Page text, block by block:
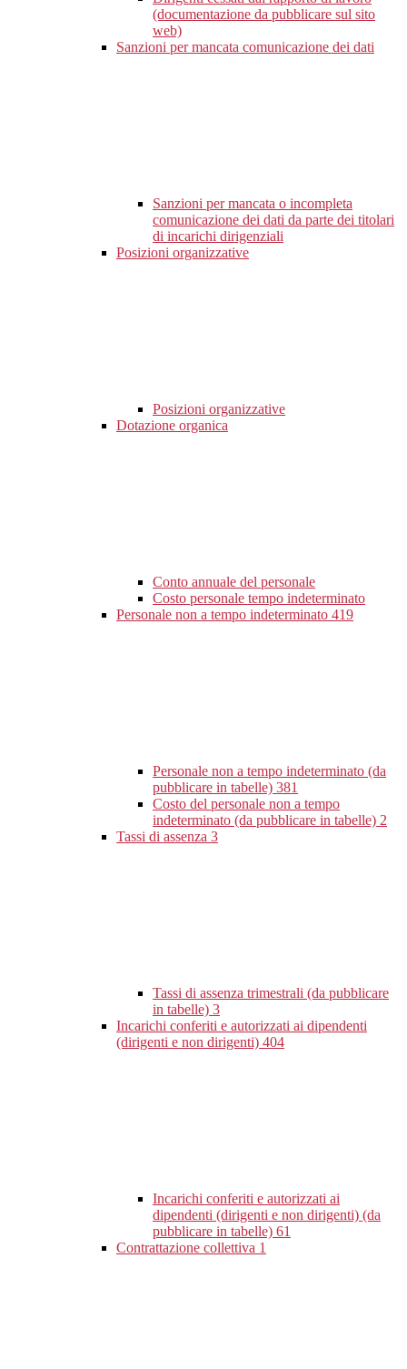
(documentazione da pubblicare sul sito
web)
Sanzioni per mancata comunicazione dei dati
Sanzioni per mancata o incompleta
comunicazione dei dati da parte dei titolari
di incarichi dirigenziali
Posizioni organizzative
Posizioni organizzative
Dotazione organica
Conto annuale del personale
Costo personale tempo indeterminato
Personale non a tempo indeterminato 419
Personale non a tempo indeterminato (da
pubblicare in tabelle) 381
Costo del personale non a tempo
indeterminato (da pubblicare in tabelle) 2
Tassi di assenza 3
Tassi di assenza trimestrali (da pubblicare
in tabelle) 3
Incarichi conferiti e autorizzati ai dipendenti
(dirigenti e non dirigenti) 404
Incarichi conferiti e autorizzati ai
dipendenti (dirigenti e non dirigenti) (da
pubblicare in tabelle) 61
Contrattazione collettiva 1